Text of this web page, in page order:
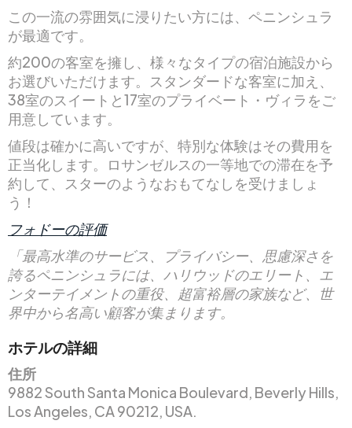
この一流の雰囲気に浸りたい方には、ペニンシュラ
が最適です。
約200の客室を擁し、様々なタイプの宿泊施設から
お選びいただけます。スタンダードな客室に加え、
38室のスイートと17室のプライベート・ヴィラをご
用意しています。
値段は確かに高いですが、特別な体験はその費用を
正当化します。ロサンゼルスの一等地での滞在を予
約して、スターのようなおもてなしを受けましょ
う！
フォドーの評価
「最高水準のサービス、プライバシー、思慮深さを
誇るペニンシュラには、ハリウッドのエリート、エ
ンターテイメントの重役、超富裕層の家族など、世
界中から名高い顧客が集まります。
ホテルの詳細
住所
9882 South Santa Monica Boulevard, Beverly Hills,
Los Angeles, CA 90212, USA.